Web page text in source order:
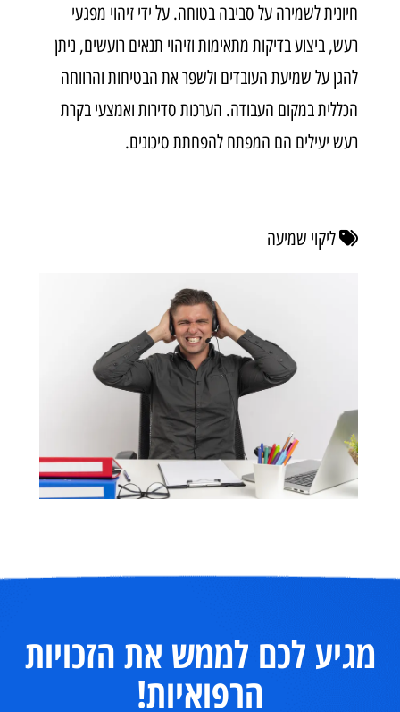
חיונית לשמירה על סביבה בטוחה. על ידי זיהוי מפגעי
רעש, ביצוע בדיקות מתאימות וזיהוי תנאים רועשים, ניתן
להגן על שמיעת העובדים ולשפר את הבטיחות והרווחה
הכללית במקום העבודה. הערכות סדירות ואמצעי בקרת
רעש יעילים הם המפתח להפחתת סיכונים.
ליקוי שמיעה
מגיע לכם לממש את הזכויות
הרפואיות!